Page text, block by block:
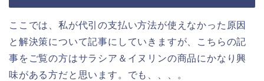
ここでは、私が代引の支払い方法が使えなかった原因
と解決策について記事にしていきますが、こちらの記
事をご覧の方はサラシア＆イヌリンの商品にかなり興
味がある方だと思います。でも、、、。